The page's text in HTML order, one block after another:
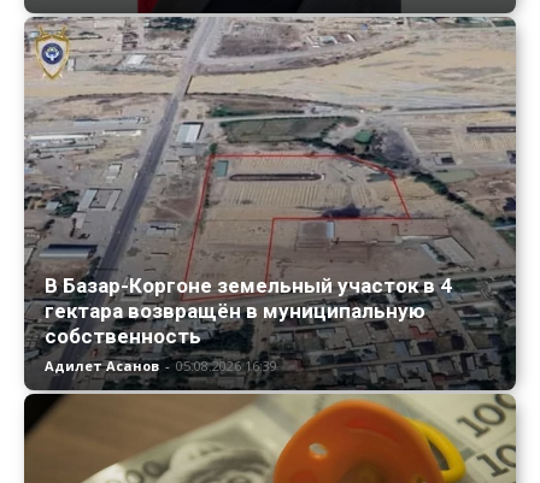
В Базар-Коргоне земельный участок в 4
гектара возвращён в муниципальную
собственность
Адилет Асанов - 05.08.2026 16:39